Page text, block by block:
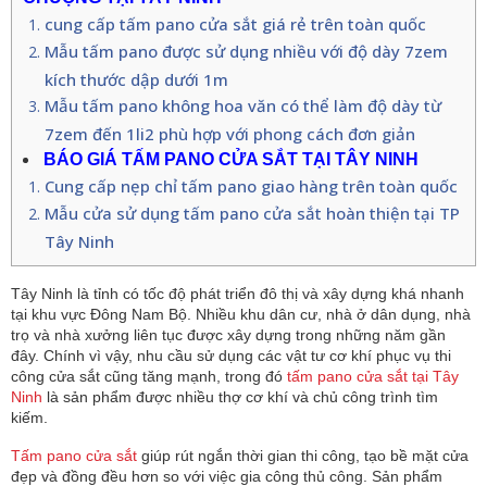
cung cấp tấm pano cửa sắt giá rẻ trên toàn quốc
Mẫu tấm pano được sử dụng nhiều với độ dày 7zem
kích thước dập dưới 1m
Mẫu tấm pano không hoa văn có thể làm độ dày từ
7zem đến 1li2 phù hợp với phong cách đơn giản
BÁO GIÁ TẤM PANO CỬA SẮT TẠI TÂY NINH
Cung cấp nẹp chỉ tấm pano giao hàng trên toàn quốc
Mẫu cửa sử dụng tấm pano cửa sắt hoàn thiện tại TP
Tây Ninh
Tây Ninh là tỉnh có tốc độ phát triển đô thị và xây dựng khá nhanh
tại khu vực Đông Nam Bộ. Nhiều khu dân cư, nhà ở dân dụng, nhà
trọ và nhà xưởng liên tục được xây dựng trong những năm gần
đây. Chính vì vậy, nhu cầu sử dụng các vật tư cơ khí phục vụ thi
công cửa sắt cũng tăng mạnh, trong đó tấm pano cửa sắt tại Tây
Ninh là sản phẩm được nhiều thợ cơ khí và chủ công trình tìm
kiếm.
Tấm pano cửa sắt giúp rút ngắn thời gian thi công, tạo bề mặt cửa
đẹp và đồng đều hơn so với việc gia công thủ công. Sản phẩm